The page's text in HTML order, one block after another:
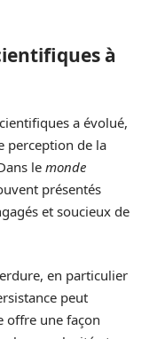
à
a évolué,
perception de la
le monde
présentés
et soucieux de
en particulier
peut
offre une façon